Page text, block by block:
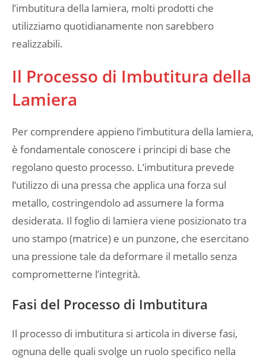
l’imbutitura della lamiera, molti prodotti che
utilizziamo quotidianamente non sarebbero
realizzabili.
Il Processo di Imbutitura della
Lamiera
Per comprendere appieno l’imbutitura della lamiera,
è fondamentale conoscere i principi di base che
regolano questo processo. L’imbutitura prevede
l’utilizzo di una pressa che applica una forza sul
metallo, costringendolo ad assumere la forma
desiderata. Il foglio di lamiera viene posizionato tra
uno stampo (matrice) e un punzone, che esercitano
una pressione tale da deformare il metallo senza
comprometterne l’integrità.
Fasi del Processo di Imbutitura
Il processo di imbutitura si articola in diverse fasi,
ognuna delle quali svolge un ruolo specifico nella